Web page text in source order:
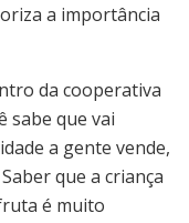
a importância
da cooperativa
sabe que vai
a gente vende,
que a criança
é muito